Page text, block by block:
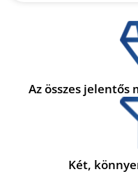
Az összes jelentős
Két,